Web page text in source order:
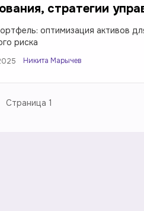
стратегии
оптимизация активов
риска
Никита Марычев
Страница 1